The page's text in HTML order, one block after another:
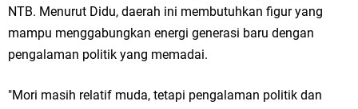
NTB. Menurut Didu, daerah ini membutuhkan figur yang
mampu menggabungkan energi generasi baru dengan
pengalaman politik yang memadai.
"Mori masih relatif muda, tetapi pengalaman politik dan